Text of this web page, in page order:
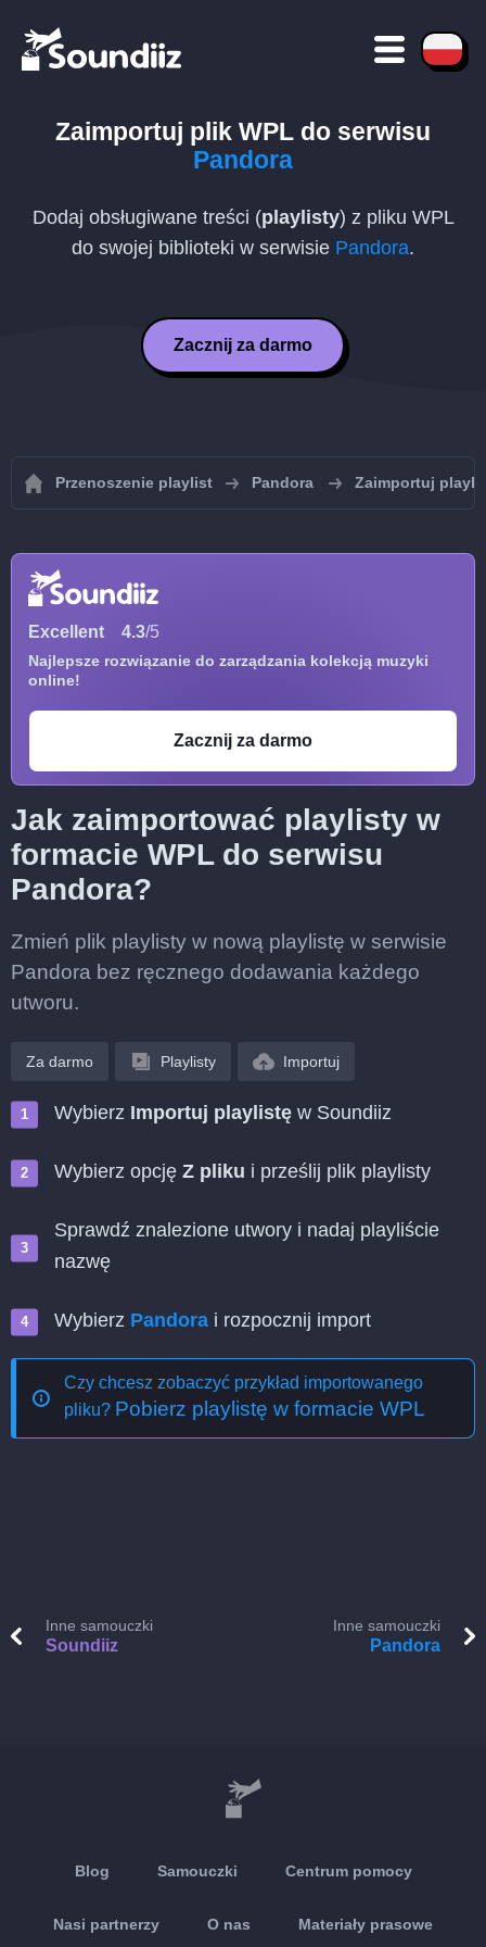
Zaimportuj plik WPL do serwisu
Pandora
Dodaj obsługiwane treści (playlisty) z pliku WPL
do swojej biblioteki w serwisie Pandora.
Zacznij za darmo
Przenoszenie playlist Pandora Zaimportuj
Excellent 4.3/5
Najlepsze rozwiązanie do zarządzania kolekcją muzyki
online!
Zacznij za darmo
Jak zaimportować playlisty w
formacie WPL do serwisu
Pandora?
Zmień plik playlisty w nową playlistę w serwisie
Pandora bez ręcznego dodawania każdego
utworu.
Za darmo Playlisty Importuj
Wybierz Importuj playlistę w Soundiiz
Wybierz opcję Z pliku i prześlij plik playlisty
Sprawdź znalezione utwory i nadaj playliście
nazwę
Wybierz Pandora i rozpocznij import
Czy chcesz zobaczyć przykład importowanego
pliku? Pobierz playlistę w formacie WPL
Inne samouczki
Soundiiz
Inne samouczki
Pandora
Blog Samouczki Centrum pomocy
Nasi partnerzy O nas Materiały prasowe